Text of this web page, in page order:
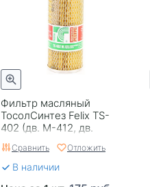
Фильтр масляный
ТосолСинтез Felix TS-
402 (дв. М-412, дв.
4025) Россия
Сравнить Отложить
В наличии